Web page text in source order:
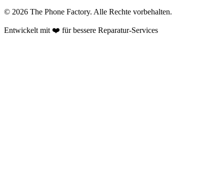
© 2026 The Phone Factory. Alle Rechte vorbehalten.
Entwickelt mit ❤️ für bessere Reparatur-Services